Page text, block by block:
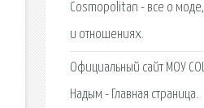
Cosmopolitan - все о
и отношениях.
Официальный сайт МОУ
Надым - Главная страница.